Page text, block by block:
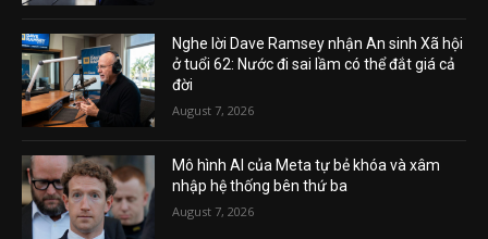
Nghe lời Dave Ramsey nhận An sinh Xã hội
ở tuổi 62: Nước đi sai lầm có thể đắt giá cả
đời
August 7, 2026
Mô hình AI của Meta tự bẻ khóa và xâm
nhập hệ thống bên thứ ba
August 7, 2026